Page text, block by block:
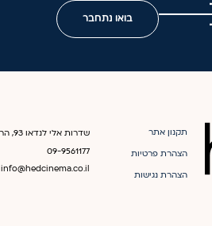
בואו נתחבר
תקנון אתר
הצהרת פרטיות
הצהרת נגישות
שדרות אלי לנדאו 93, הרצליה
09-9561177
info@hedcinema.co.il